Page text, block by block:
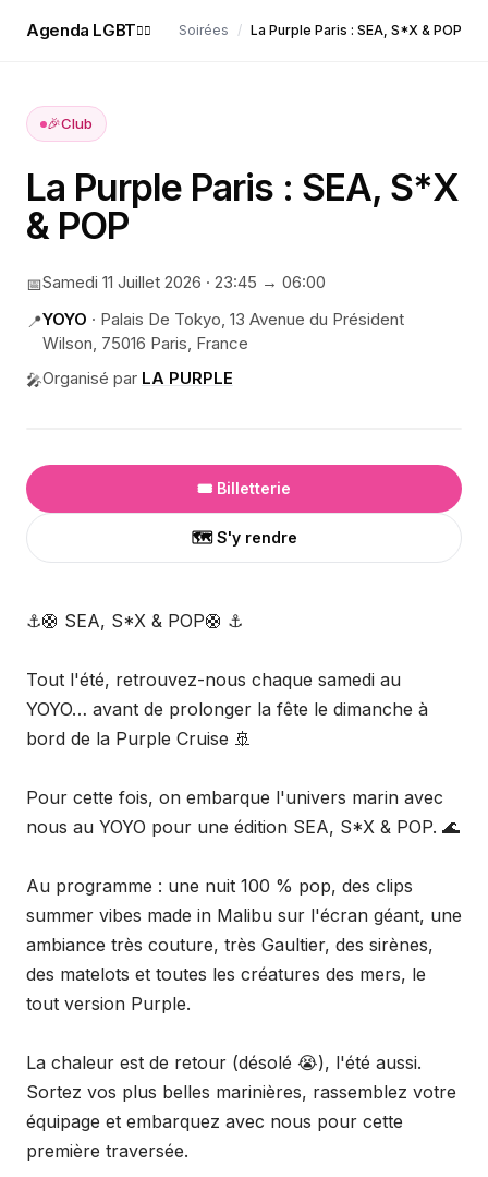
Agenda LGBT🏳️‍🌈 Soirées / La Purple Paris : SEA, S*X & POP
🎉Club
La Purple Paris : SEA, S*X
& POP
📅Samedi 11 Juillet 2026 · 23:45 → 06:00
📍YOYO · Palais De Tokyo, 13 Avenue du Président
Wilson, 75016 Paris, France
🎤Organisé par LA PURPLE
🎟️ Billetterie
🗺️ S'y rendre
⚓🛟 SEA, S*X & POP🛟 ⚓
Tout l'été, retrouvez-nous chaque samedi au
YOYO… avant de prolonger la fête le dimanche à
bord de la Purple Cruise 🚢
Pour cette fois, on embarque l'univers marin avec
nous au YOYO pour une édition SEA, S*X & POP. 🌊
Au programme : une nuit 100 % pop, des clips
summer vibes made in Malibu sur l'écran géant, une
ambiance très couture, très Gaultier, des sirènes,
des matelots et toutes les créatures des mers, le
tout version Purple.
La chaleur est de retour (désolé 😭), l'été aussi.
Sortez vos plus belles marinières, rassemblez votre
équipage et embarquez avec nous pour cette
première traversée.